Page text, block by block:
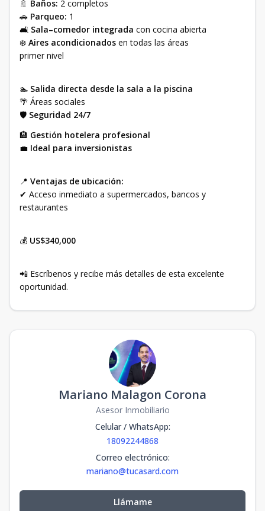
🚿 Baños: 2 completos
🚗 Parqueo: 1
🛋 Sala–comedor integrada con cocina abierta
❄️ Aires acondicionados en todas las áreas
primer nivel
🏊 Salida directa desde la sala a la piscina
🌴 Áreas sociales
🛡 Seguridad 24/7
🏨 Gestión hotelera profesional
💼 Ideal para inversionistas
📍 Ventajas de ubicación:
✔ Acceso inmediato a supermercados, bancos y
restaurantes
💰 US$340,000
📲 Escríbenos y recibe más detalles de esta excelente
oportunidad.
Mariano Malagon Corona
Asesor Inmobiliario
Celular / WhatsApp:
18092244868
Correo electrónico:
mariano@tucasard.com
Llámame